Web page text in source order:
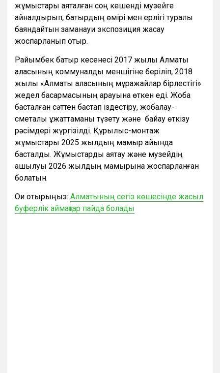
жұмыстары аяқталған соң кешенді музейге
айналдырып, батырдың өмірі мен ерлігі туралы
баяндайтын заманауи экспозиция жасау
жоспарланып отыр.
Райымбек батыр кесенесі 2017 жылы Алматы
қаласының коммуналдық меншігіне беріліп, 2018
жылы «Алматы қаласының мұражайлар бірлестігі»
жедел басқармасының қарауына өткен еді. Жоба
басталған сәттен бастап іздестіру, жобалау-
сметалық құжаттаманы түзету және байқау өткізу
рәсімдері жүргізілді. Құрылыс-монтаж
жұмыстары 2025 жылдың мамыр айында
басталды. Жұмыстарды аяқтау және музейдің
ашылуы 2026 жылдың мамырына жоспарланған
болатын.
Оқи отырыңыз: Алматының сегіз көшесінде жасыл
буферлік аймақтар пайда болады